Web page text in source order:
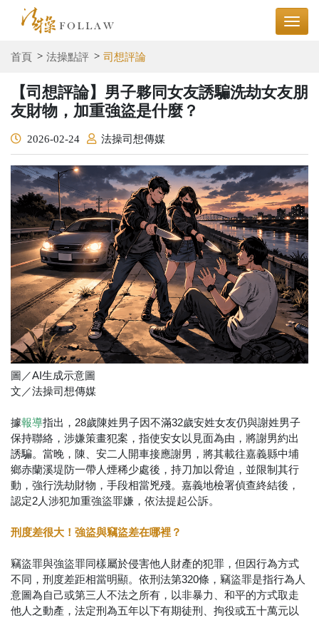
首頁 法操點評 司想評論
【司想評論】男子夥同女友誘騙洗劫女友朋
友財物，加重強盜是什麼？
2026-02-24 法操司想傳媒
圖／AI生成示意圖
文／法操司想傳媒
據報導指出，28歲陳姓男子因不滿32歲安姓女友仍與謝姓男子
保持聯絡，涉嫌策畫犯案，指使安女以見面為由，將謝男約出
誘騙。當晚，陳、安二人開車接應謝男，將其載往嘉義縣中埔
鄉赤蘭溪堤防一帶人煙稀少處後，持刀加以脅迫，並限制其行
動，強行洗劫財物，手段相當兇殘。嘉義地檢署偵查終結後，
認定2人涉犯加重強盜罪嫌，依法提起公訴。
刑度差很大！強盜與竊盜差在哪裡？
竊盜罪與強盜罪同樣屬於侵害他人財產的犯罪，但因行為方式
不同，刑度差距相當明顯。依刑法第320條，竊盜罪是指行為人
意圖為自己或第三人不法之所有，以非暴力、和平的方式取走
他人之動產，法定刑為五年以下有期徒刑、拘役或五十萬元以